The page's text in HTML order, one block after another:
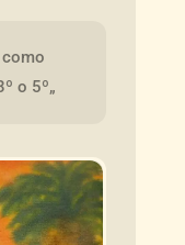
como
o 5º„